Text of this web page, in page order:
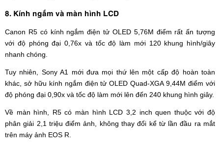
8. Kính ngắm và màn hình LCD
Canon R5 có kính ngắm điện tử OLED 5,76M điểm rất ấn tượng
với độ phóng đại 0,76x và tốc độ làm mới 120 khung hình/giây
nhanh chóng.
Tuy nhiên, Sony A1 mới đưa mọi thứ lên một cấp độ hoàn toàn
khác, sở hữu kính ngắm điện tử OLED Quad-XGA 9,44M điểm với
độ phóng đại 0,90x và tốc độ làm mới lên đến 240 khung hình giây.
Về màn hình, R5 có màn hình LCD 3,2 inch quen thuộc với độ
phân giải 2,1 triệu điểm ảnh, không thay đổi kể từ lần đầu ra mắt
trên máy ảnh EOS R.